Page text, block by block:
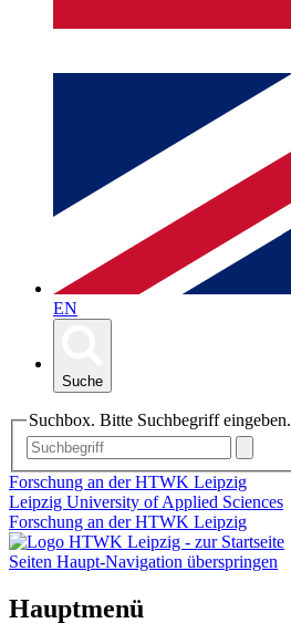
EN
Suche
Suchbox. Bitte Suchbegriff eingeben.
Forschung an der HTWK Leipzig
Leipzig University of Applied Sciences
Forschung an der HTWK Leipzig
Seiten Haupt-Navigation überspringen
Hauptmenü